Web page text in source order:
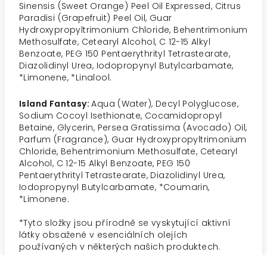
Sinensis (Sweet Orange) Peel Oil Expressed, Citrus
Paradisi (Grapefruit) Peel Oil, Guar
Hydroxypropyltrimonium Chloride, Behentrimonium
Methosulfate, Cetearyl Alcohol, C 12-15 Alkyl
Benzoate, PEG 150 Pentaerythrityl Tetrastearate,
Diazolidinyl Urea, Iodopropynyl Butylcarbamate,
*Limonene, *Linalool.
Island Fantasy:Aqua (Water), Decyl Polyglucose,
Sodium Cocoyl Isethionate, Cocamidopropyl
Betaine, Glycerin, Persea Gratissima (Avocado) Oil,
Parfum (Fragrance), Guar Hydroxypropyltrimonium
Chloride, Behentrimonium Methosulfate, Cetearyl
Alcohol, C 12-15 Alkyl Benzoate, PEG 150
Pentaerythrityl Tetrastearate, Diazolidinyl Urea,
Iodopropynyl Butylcarbamate, *Coumarin,
*Limonene.
*Tyto složky jsou přírodně se vyskytující aktivní
látky obsažené v esenciálních olejích
používaných v některých našich produktech.